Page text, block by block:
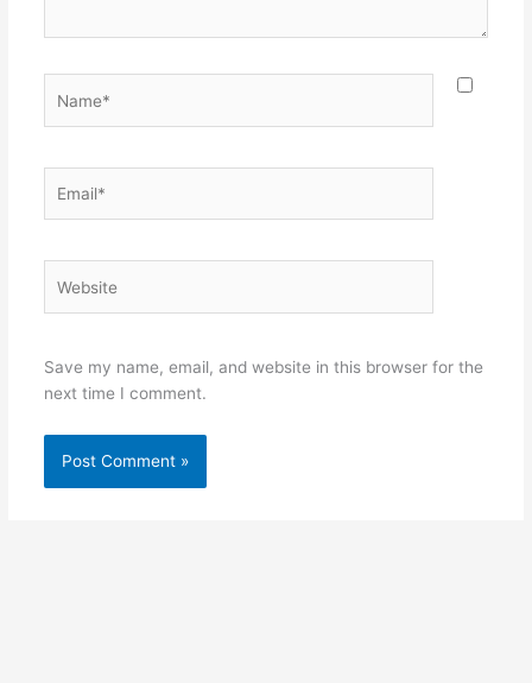
Save my name, email, and website in this browser for the
next time I comment.